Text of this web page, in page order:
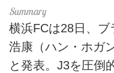
横浜FCは28日、
浩康（ハン・ホガ
と発表。J3を圧倒